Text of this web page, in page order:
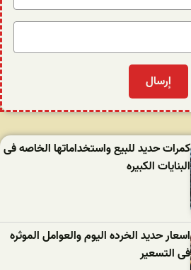
كمرات حدید للبیع واستخداماتها الخاصه فی
البنایات الکبیره
اسعار حدید الخرده الیوم والعوامل الموثره
فی التسعیر